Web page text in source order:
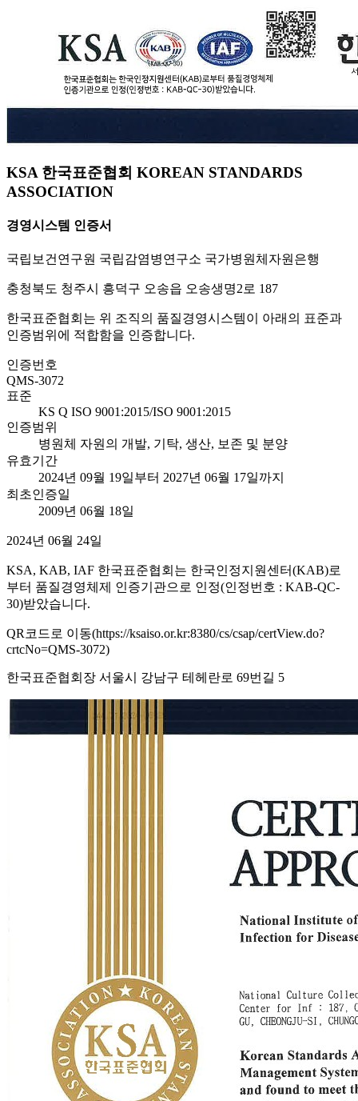
KSA 한국표준협회 KOREAN STANDARDS
ASSOCIATION
경영시스템 인증서
국립보건연구원 국립감염병연구소 국가병원체자원은행
충청북도 청주시 흥덕구 오송읍 오송생명2로 187
한국표준협회는 위 조직의 품질경영시스템이 아래의 표준과
인증범위에 적합함을 인증합니다.
인증번호
QMS-3072
표준
KS Q ISO 9001:2015/ISO 9001:2015
인증범위
병원체 자원의 개발, 기탁, 생산, 보존 및 분양
유효기간
2024년 09월 19일부터 2027년 06월 17일까지
최초인증일
2009년 06월 18일
2024년 06월 24일
KSA, KAB, IAF 한국표준협회는 한국인정지원센터(KAB)로
부터 품질경영체제 인증기관으로 인정(인정번호 : KAB-QC-
30)받았습니다.
QR코드로 이동(https://ksaiso.or.kr:8380/cs/csap/certView.do?
crtcNo=QMS-3072)
한국표준협회장 서울시 강남구 테헤란로 69번길 5